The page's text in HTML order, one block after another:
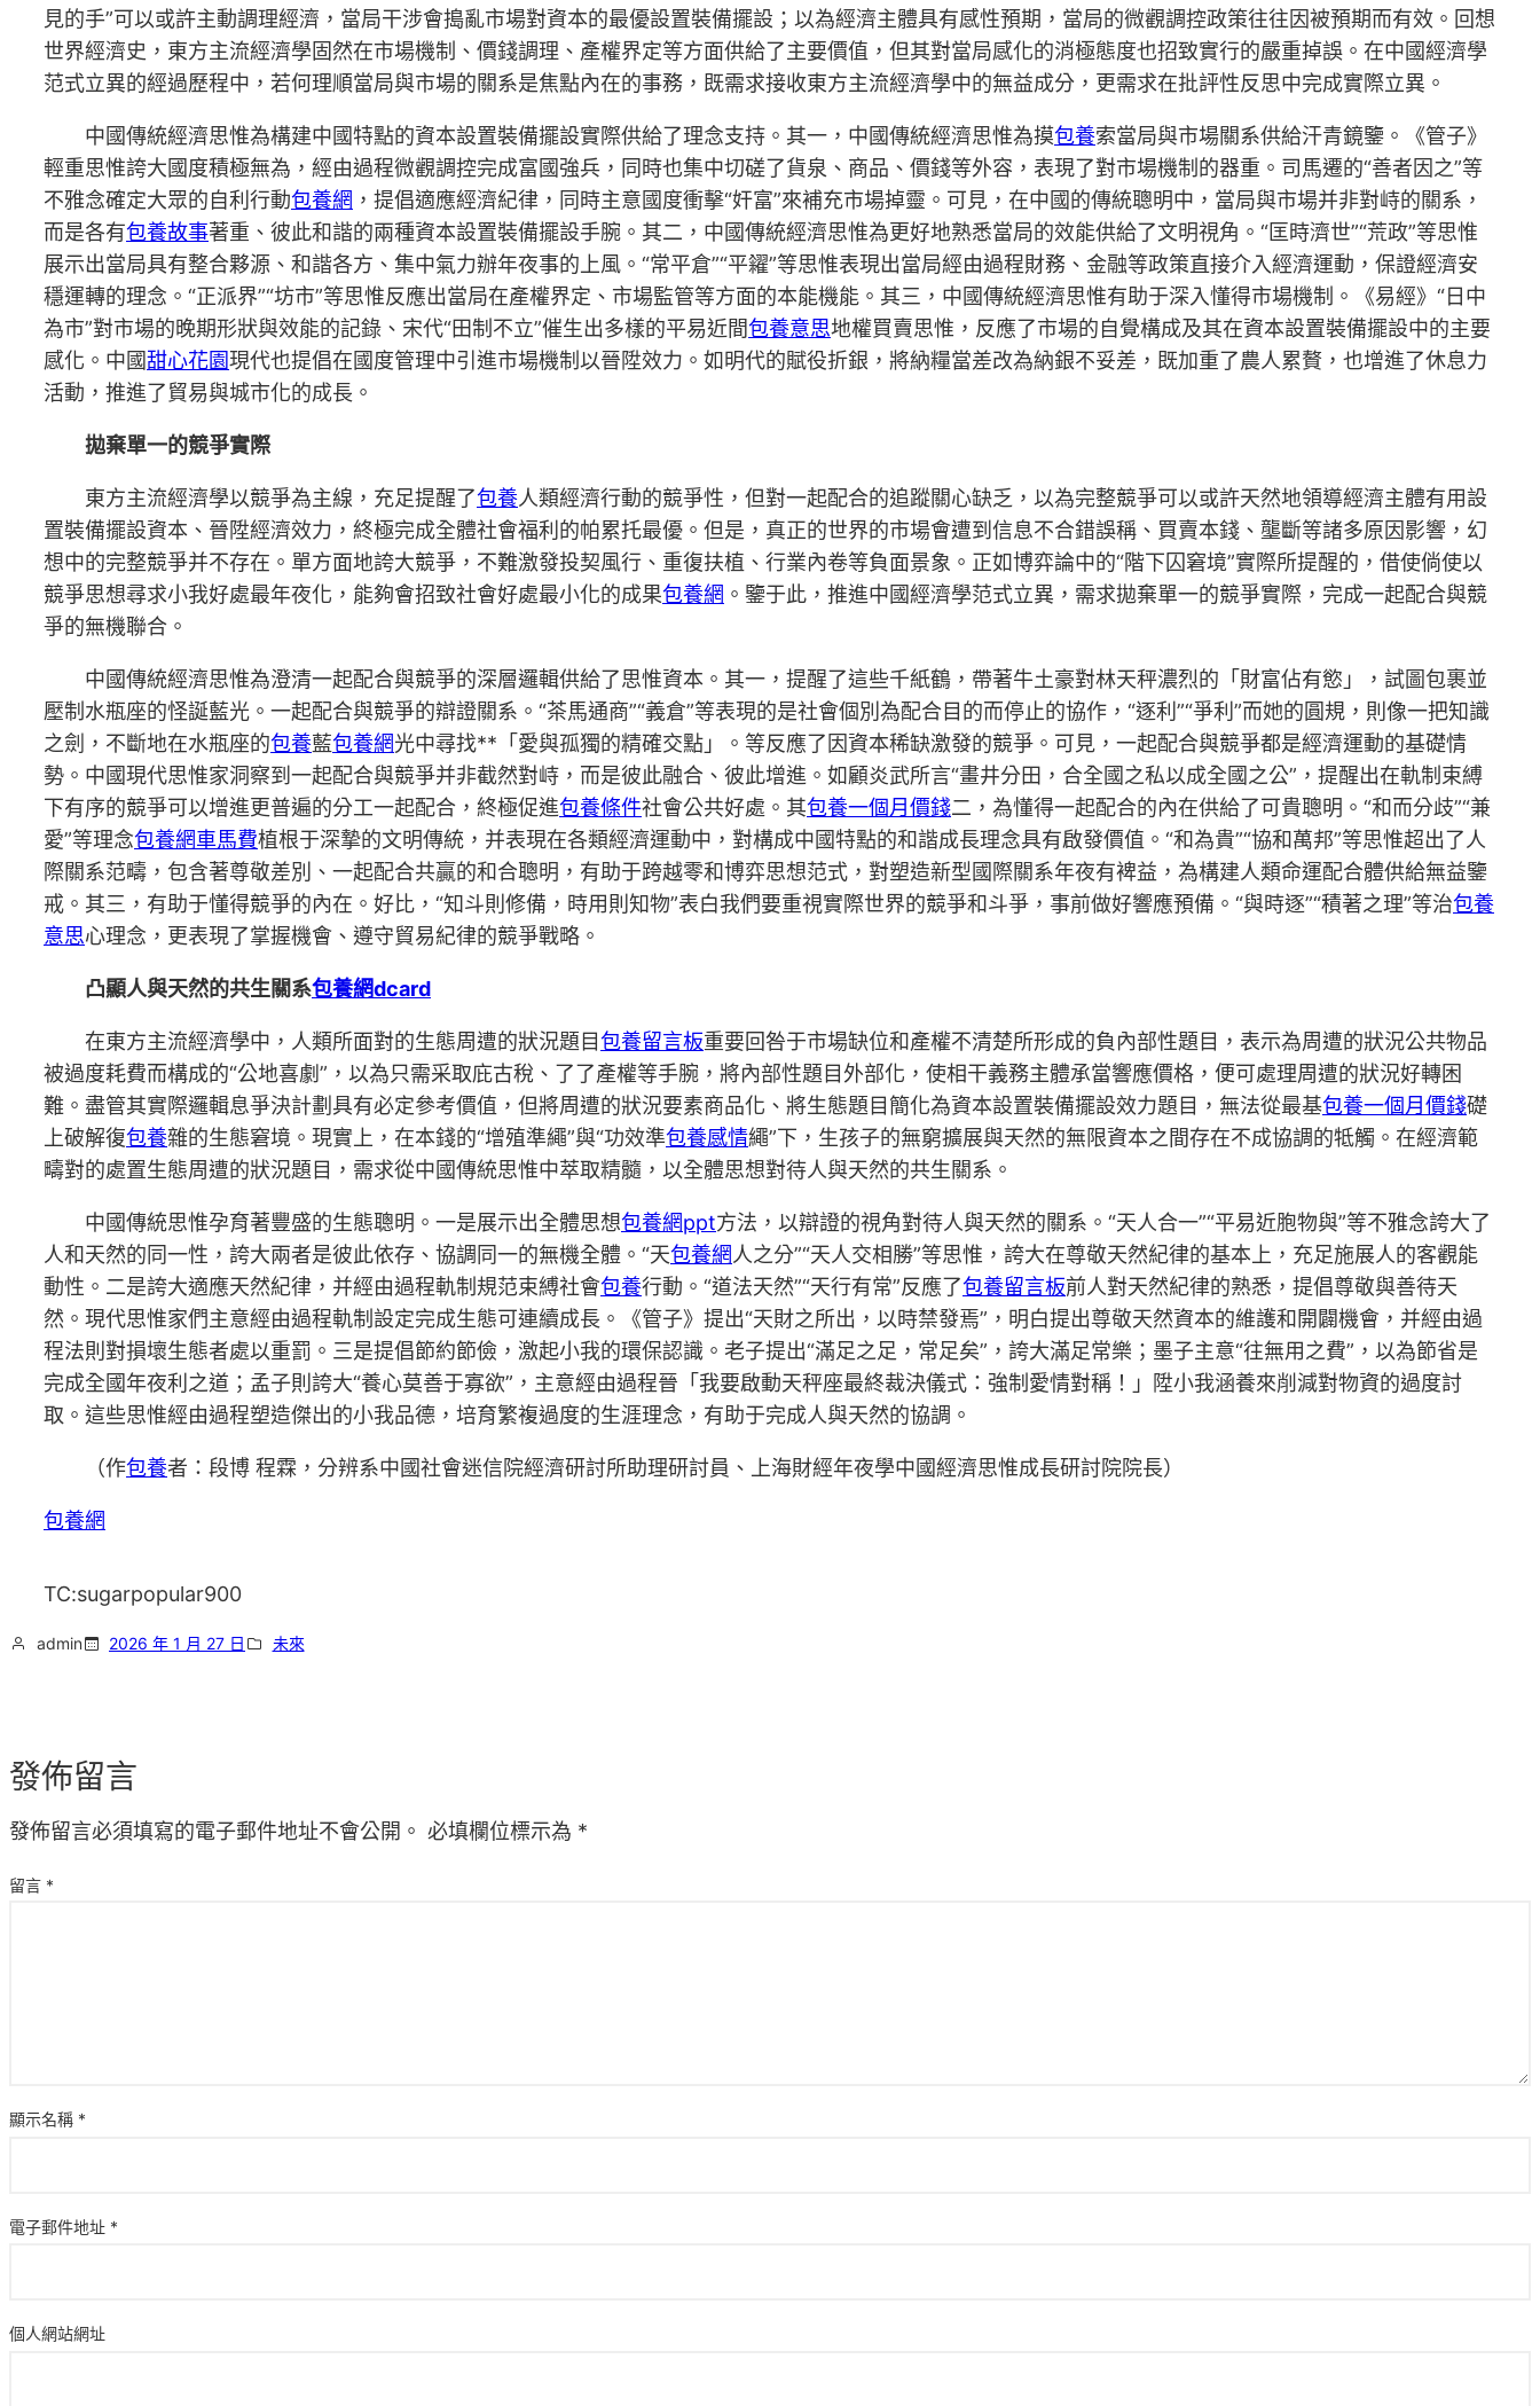
見的手”可以或許主動調理經濟，當局干涉會搗亂市場對資本的最優設置裝備擺設；以為經濟主體具有感性預期，當局的微觀調控政策往往因被預期而有效。回想
世界經濟史，東方主流經濟學固然在市場機制、價錢調理、產權界定等方面供給了主要價值，但其對當局感化的消極態度也招致實行的嚴重掉誤。在中國經濟學
范式立異的經過歷程中，若何理順當局與市場的關系是焦點內在的事務，既需求接收東方主流經濟學中的無益成分，更需求在批評性反思中完成實際立異。
中國傳統經濟思惟為構建中國特點的資本設置裝備擺設實際供給了理念支持。其一，中國傳統經濟思惟為摸包養索當局與市場關系供給汗青鏡鑒。《管子》
輕重思惟誇大國度積極無為，經由過程微觀調控完成富國強兵，同時也集中切磋了貨泉、商品、價錢等外容，表現了對市場機制的器重。司馬遷的“善者因之”等
不雅念確定大眾的自利行動包養網 ，提倡適應經濟紀律，同時主意國度衝擊“奸富”來補充市場掉靈。可見，在中國的傳統聰明中，當局與市場并非對峙的關系，
而是各有包養故事著重、彼此和諧的兩種資本設置裝備擺設手腕。其二，中國傳統經濟思惟為更好地熟悉當局的效能供給了文明視角。“匡時濟世”“荒政”等思惟
展示出當局具有整合夥源、和諧各方、集中氣力辦年夜事的上風。“常平倉”“平糴”等思惟表現出當局經由過程財務、金融等政策直接介入經濟運動，保證經濟安
穩運轉的理念。“正派界”“坊市”等思惟反應出當局在產權界定、市場監管等方面的本能機能。其三，中國傳統經濟思惟有助于深入懂得市場機制。《易經》“日中
為市”對市場的晚期形狀與效能的記錄、宋代“田制不立”催生出多樣的平易近間包養意思地權買賣思惟，反應了市場的自覺構成及其在資本設置裝備擺設中的主要
感化。中國甜心花園現代也提倡在國度管理中引進市場機制以晉陞效力。如明代的賦役折銀，將納糧當差改為納銀不妥差，既加重了農人累贅，也增進了休息力
活動，推進了貿易與城市化的成長。
拋棄單一的競爭實際
東方主流經濟學以競爭為主線，充足提醒了包養人類經濟行動的競爭性，但對一起配合的追蹤關心缺乏，以為完整競爭可以或許天然地領導經濟主體有用設
置裝備擺設資本、晉陞經濟效力，終極完成全體社會福利的帕累托最優。但是，真正的世界的市場會遭到信息不合錯誤稱、買賣本錢、壟斷等諸多原因影響，幻
想中的完整競爭并不存在。單方面地誇大競爭，不難激發投契風行、重復扶植、行業內卷等負面景象。正如博弈論中的“階下囚窘境”實際所提醒的，借使倘使以
競爭思想尋求小我好處最年夜化，能夠會招致社會好處最小化的成果包養網 。鑒于此，推進中國經濟學范式立異，需求拋棄單一的競爭實際，完成一起配合與競
爭的無機聯合。
中國傳統經濟思惟為澄清一起配合與競爭的深層邏輯供給了思惟資本。其一，提醒了這些千紙鶴，帶著牛土豪對林天秤濃烈的「財富佔有慾」，試圖包裹並
壓制水瓶座的怪誕藍光。一起配合與競爭的辯證關系。“茶馬通商”“義倉”等表現的是社會個別為配合目的而停止的協作，“逐利”“爭利”而她的圓規，則像一把知識
之劍，不斷地在水瓶座的包養藍包養網光中尋找**「愛與孤獨的精確交點」。等反應了因資本稀缺激發的競爭。可見，一起配合與競爭都是經濟運動的基礎情
勢。中國現代思惟家洞察到一起配合與競爭并非截然對峙，而是彼此融合、彼此增進。如顧炎武所言“畫井分田，合全國之私以成全國之公”，提醒出在軌制束縛
下有序的競爭可以增進更普遍的分工一起配合，終極促進包養條件社會公共好處。其包養一個月價錢二，為懂得一起配合的內在供給了可貴聰明。“和而分歧”“兼
愛”等理念包養網車馬費植根于深摯的文明傳統，并表現在各類經濟運動中，對構成中國特點的和諧成長理念具有啟發價值。“和為貴”“協和萬邦”等思惟超出了人
際關系范疇，包含著尊敬差別、一起配合共贏的和合聰明，有助于跨越零和博弈思想范式，對塑造新型國際關系年夜有裨益，為構建人類命運配合體供給無益鑒
戒。其三，有助于懂得競爭的內在。好比，“知斗則修備，時用則知物”表白我們要重視實際世界的競爭和斗爭，事前做好響應預備。“與時逐”“積著之理”等治包養
意思心理念，更表現了掌握機會、遵守貿易紀律的競爭戰略。
凸顯人與天然的共生關系包養網dcard
在東方主流經濟學中，人類所面對的生態周遭的狀況題目包養留言板重要回咎于市場缺位和產權不清楚所形成的負內部性題目，表示為周遭的狀況公共物品
被過度耗費而構成的“公地喜劇”，以為只需采取庇古稅、了了產權等手腕，將內部性題目外部化，使相干義務主體承當響應價格，便可處理周遭的狀況好轉困
難。盡管其實際邏輯息爭決計劃具有必定參考價值，但將周遭的狀況要素商品化、將生態題目簡化為資本設置裝備擺設效力題目，無法從最基包養一個月價錢礎
上破解復包養雜的生態窘境。現實上，在本錢的“增殖準繩”與“功效準包養感情繩”下，生孩子的無窮擴展與天然的無限資本之間存在不成協調的牴觸。在經濟範
疇對的處置生態周遭的狀況題目，需求從中國傳統思惟中萃取精髓，以全體思想對待人與天然的共生關系。
中國傳統思惟孕育著豐盛的生態聰明。一是展示出全體思想包養網ppt方法，以辯證的視角對待人與天然的關系。“天人合一”“平易近胞物與”等不雅念誇大了
人和天然的同一性，誇大兩者是彼此依存、協調同一的無機全體。“天包養網人之分”“天人交相勝”等思惟，誇大在尊敬天然紀律的基本上，充足施展人的客觀能
動性。二是誇大適應天然紀律，并經由過程軌制規范束縛社會包養行動。“道法天然”“天行有常”反應了包養留言板前人對天然紀律的熟悉，提倡尊敬與善待天
然。現代思惟家們主意經由過程軌制設定完成生態可連續成長。《管子》提出“天財之所出，以時禁發焉”，明白提出尊敬天然資本的維護和開闢機會，并經由過
程法則對損壞生態者處以重罰。三是提倡節約節儉，激起小我的環保認識。老子提出“滿足之足，常足矣”，誇大滿足常樂；墨子主意“往無用之費”，以為節省是
完成全國年夜利之道；孟子則誇大“養心莫善于寡欲”，主意經由過程晉「我要啟動天秤座最終裁決儀式：強制愛情對稱！」陞小我涵養來削減對物資的過度討
取。這些思惟經由過程塑造傑出的小我品德，培育繁複過度的生涯理念，有助于完成人與天然的協調。
（作包養者：段博 程霖，分辨系中國社會迷信院經濟研討所助理研討員、上海財經年夜學中國經濟思惟成長研討院院長）
包養網
TC:sugarpopular900
admin 2026 年 1 月 27 日 未來
發佈留言
發佈留言必須填寫的電子郵件地址不會公開。 必填欄位標示為 *
留言 *
顯示名稱 *
電子郵件地址 *
個人網站網址